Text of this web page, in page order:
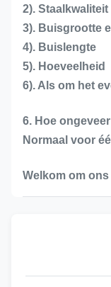
2). Staalkwaliteit
3). Buisgrootte
4). Buislengte
5). Hoeveelheid
6). Als om het
6. Hoe
Normaal voor
Welkom om